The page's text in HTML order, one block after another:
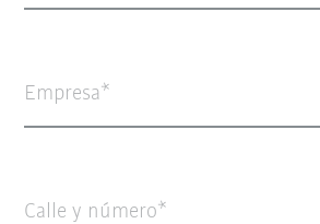
Empresa
Calle y número